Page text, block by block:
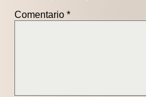
Comentario *